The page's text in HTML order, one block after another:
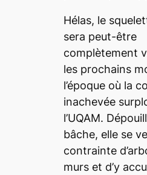
Hélas, le
sera peut-être
complètement
les prochains
l’époque où la
inachevée
l’UQAM.
bâche, elle se
contrainte
murs et d’y